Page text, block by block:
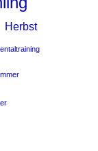
Herbst